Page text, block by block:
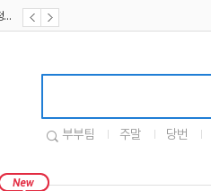
[공지] [호텔업] 개인정보 처리방침 개정본2 (19.09.02)
부부팀 주말 당번